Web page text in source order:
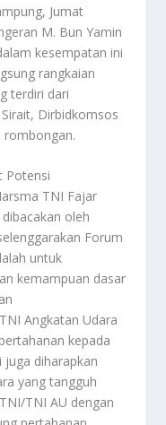
Jumat
M. Bun Yamin
kesempatan ini
rangkaian
terdiri dari
Dirbidkomsos
rombongan.
Potensi
TNI Fajar
oleh
Forum
untuk
kemampuan dasar
Angkatan Udara
kepada
diharapkan
yang tangguh
TNI AU dengan